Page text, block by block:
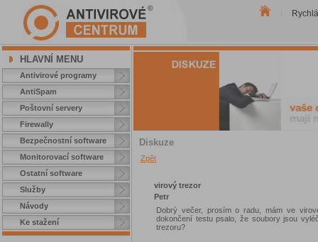
HLAVNÍ MENU
Antivirové programy
AntiSpam
Poštovní servery
Firewally
Bezpečnostní software
Monitorovací software
Ostatní software
Služby
Návody
Ke stažení
Diskuze
Zpět
virový trezor
Petr
Dobrý večer, prosím o radu, mám ve
dokončení testu psalo, že soubory jsou
trezoru?